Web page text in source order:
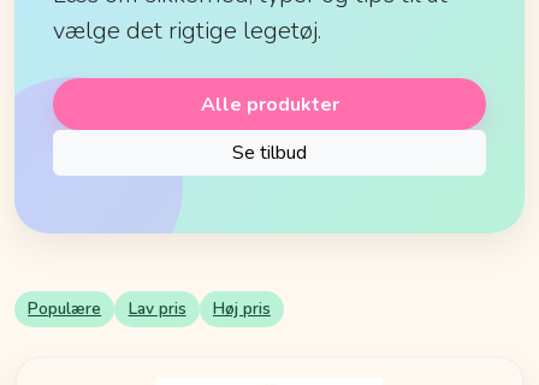
vælge det rigtige legetøj.
Alle produkter
Se tilbud
Populære Lav pris Høj pris